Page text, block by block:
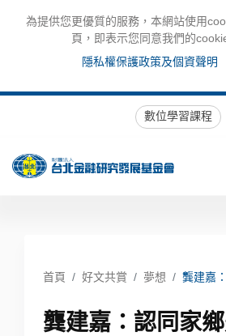
為提供您更優質的服務，本網站使用
頁，即表示您同意我們的
隱私權保護政策及個資聲明
數位學習課程
首頁 好文共賞 夢想 龔建嘉
龔建嘉：認同家